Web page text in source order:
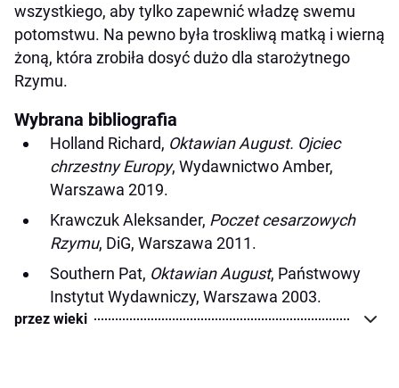
wszystkiego, aby tylko zapewnić władzę swemu
potomstwu. Na pewno była troskliwą matką i wierną
żoną, która zrobiła dosyć dużo dla starożytnego
Rzymu.
Wybrana bibliografia
Holland Richard, Oktawian August. Ojciec
chrzestny Europy, Wydawnictwo Amber,
Warszawa 2019.
Krawczuk Aleksander, Poczet cesarzowych
Rzymu, DiG, Warszawa 2011.
Southern Pat, Oktawian August, Państwowy
Instytut Wydawniczy, Warszawa 2003.
przez wieki